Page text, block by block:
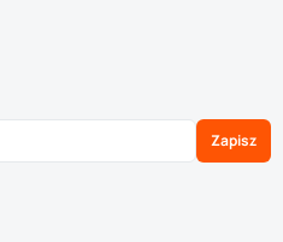
Zapisz